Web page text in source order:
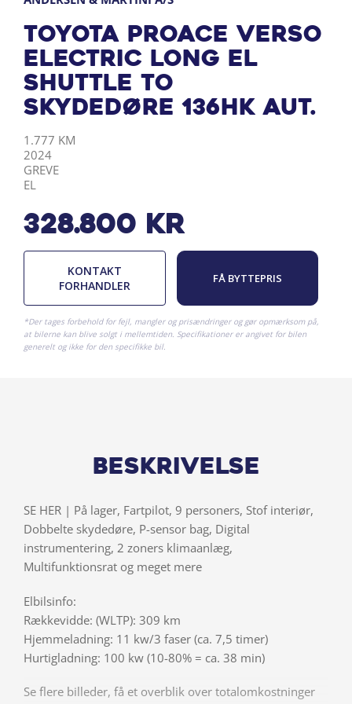
Toyota Proace Verso
Electric Long EL
Shuttle To
skydedøre 136HK Aut.
KILOMETER
1.777 KM
ÅRGANG
2024
BY
GREVE
DRIVMIDDEL
EL
328.800 kr
KONTAKT
FORHANDLER
FÅ BYTTEPRIS
*Der tages forbehold for fejl, mangler og prisændringer og gør opmærksom på,
at bilerne kan blive solgt i mellemtiden. Specifikationer er angivet for bilen
generelt og ikke for den specifikke bil.
Beskrivelse
SE HER | På lager, Fartpilot, 9 personers, Stof interiør,
Dobbelte skydedøre, P-sensor bag, Digital
instrumentering, 2 zoners klimaanlæg,
Multifunktionsrat og meget mere
Elbilsinfo:
Rækkevidde: (WLTP): 309 km
Hjemmeladning: 11 kw/3 faser (ca. 7,5 timer)
Hurtigladning: 100 kw (10-80% = ca. 38 min)
Se flere billeder, få et overblik over totalomkostninger